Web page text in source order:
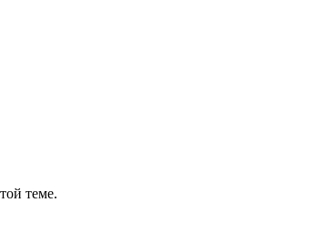
теме.